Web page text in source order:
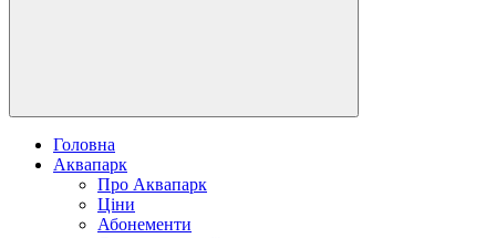
Головна
Аквапарк
Про Аквапарк
Ціни
Абонементи